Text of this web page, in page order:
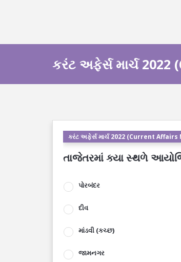
કરંટ અફેર્સ માર્ચ
કરંટ અફેર્સ માર્ચ 2022 (Current Affairs
તાજેતરમાં ક્યા સ્થળે
પોરબંદર
દીવ
માંડવી (કચ્છ)
જામનગર